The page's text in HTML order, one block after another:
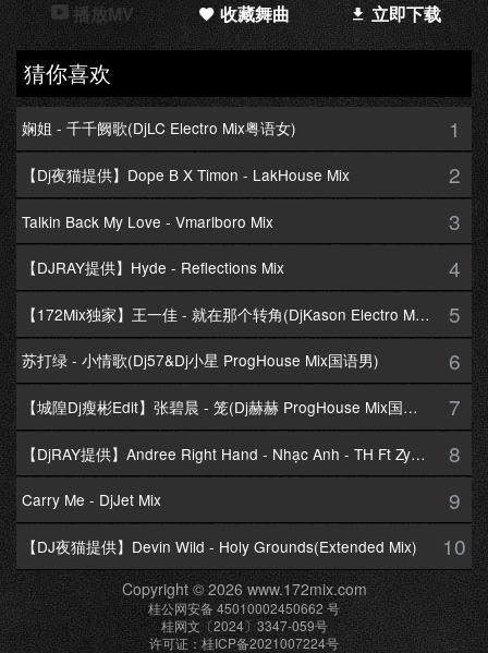
播放MV 收藏舞曲 立即下载
猜你喜欢
娴姐 - 千千阙歌(DjLC Electro Mix粤语女) 1
【Dj夜猫提供】Dope B X Timon - LakHouse Mix 2
Talkin Back My Love - Vmarlboro Mix 3
【DJRAY提供】Hyde - Reflections Mix 4
【172Mix独家】王一佳 - 就在那个转角(DjKason Electro Mix国语女) 5
苏打绿 - 小情歌(Dj57&Dj小星 ProgHouse Mix国语男) 6
【城隍Dj瘦彬Edit】张碧晨 - 笼(Dj赫赫 ProgHouse Mix国语女) 7
【DjRAY提供】Andree Right Hand - Nhạc Anh - TH Ft Zym Mix 8
Carry Me - DjJet Mix 9
【DJ夜猫提供】Devin Wild - Holy Grounds(Extended Mix) 10
Copyright © 2026 www.172mix.com
桂公网安备 45010002450662 号
桂网文〔2024〕3347-059号
许可证：桂ICP备2021007224号